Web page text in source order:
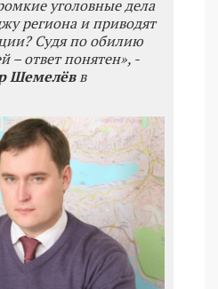
уголовные дела
региона и приводят
Судя по обилию
– ответ понятен», -
Шемелёвв